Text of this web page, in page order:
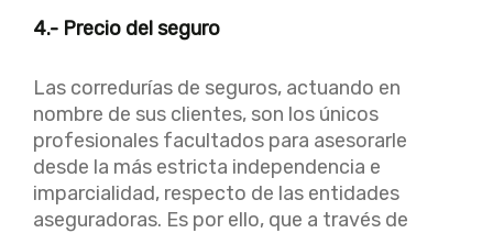
4.- Precio del seguro
Las corredurías de seguros, actuando en
nombre de sus clientes, son los únicos
profesionales facultados para asesorarle
desde la más estricta independencia e
imparcialidad, respecto de las entidades
aseguradoras. Es por ello, que a través de